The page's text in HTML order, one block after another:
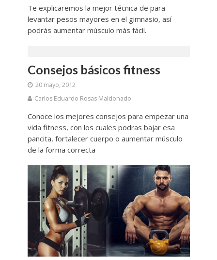
Te explicaremos la mejor técnica de para
levantar pesos mayores en el gimnasio, así
podrás aumentar músculo más fácil.
Consejos básicos fitness
20 mayo, 2012
Carlos Eduardo Rosas Maldonado
Conoce los mejores consejos para empezar una
vida fitness, con los cuales podras bajar esa
pancita, fortalecer cuerpo o aumentar músculo
de la forma correcta